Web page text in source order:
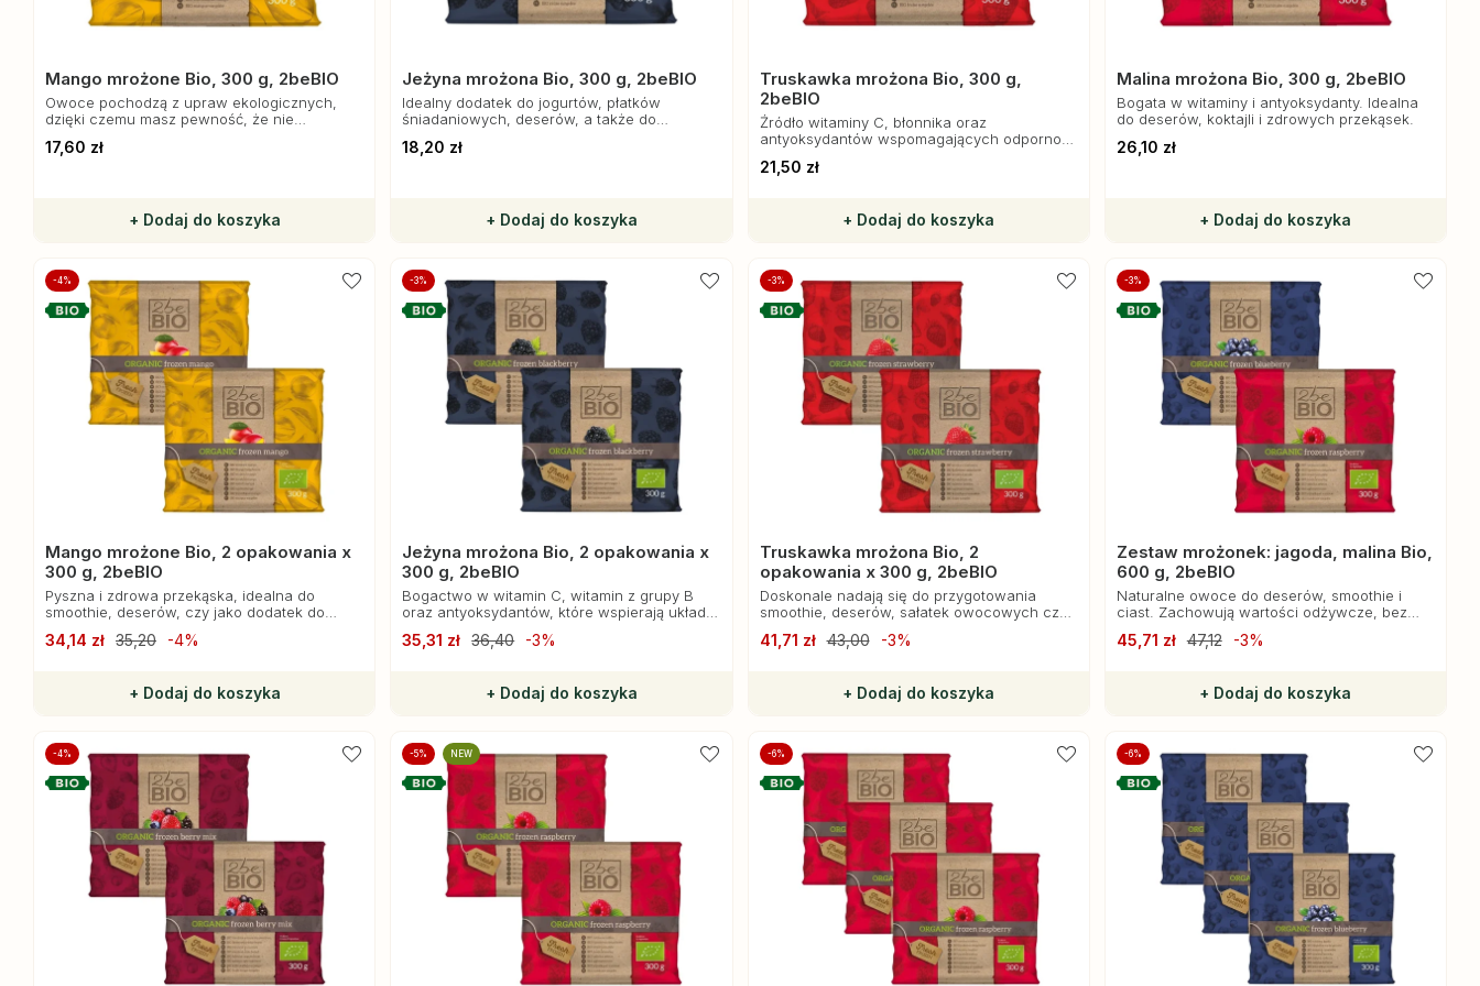
Mango mrożone Bio, 300 g, 2beBIO
Owoce pochodzą z upraw ekologicznych,
dzięki czemu masz pewność, że nie
pestycydów.
17,60 zł
+ Dodaj do koszyka
Jeżyna mrożona Bio, 300 g, 2beBIO
Idealny dodatek do jogurtów, płatków
śniadaniowych, deserów, a także do
18,20 zł
+ Dodaj do koszyka
Truskawka mrożona Bio, 300 g,
2beBIO
Źródło witaminy C, błonnika oraz
antyoksydantów wspomagających odporność
21,50 zł
+ Dodaj do koszyka
Malina mrożona Bio, 300 g, 2beBIO
Bogata w witaminy i antyoksydanty. Idealna
do deserów, koktajli i zdrowych przekąsek.
26,10 zł
+ Dodaj do koszyka
-4%
Mango mrożone Bio, 2 opakowania x
300 g, 2beBIO
Pyszna i zdrowa przekąska, idealna do
smoothie, deserów, czy jako dodatek do
34,14 zł 35,20 -4%
+ Dodaj do koszyka
-3%
Jeżyna mrożona Bio, 2 opakowania x
300 g, 2beBIO
Bogactwo w witamin C, witamin z grupy B
oraz antyoksydantów, które wspierają układ
organizmu.
35,31 zł 36,40 -3%
+ Dodaj do koszyka
-3%
Truskawka mrożona Bio, 2
opakowania x 300 g, 2beBIO
Doskonale nadają się do przygotowania
smoothie, deserów, sałatek owocowych czy
śniadaniowych.
41,71 zł 43,00 -3%
+ Dodaj do koszyka
-3%
Zestaw mrożonek: jagoda, malina Bio,
600 g, 2beBIO
Naturalne owoce do deserów, smoothie i
ciast. Zachowują wartości odżywcze, bez
45,71 zł 47,12 -3%
+ Dodaj do koszyka
-4% -5% NEW -6% -6%